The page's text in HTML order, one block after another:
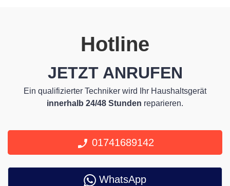
Hotline
JETZT ANRUFEN
Ein qualifizierter Techniker wird Ihr Haushaltsgerät
innerhalb 24/48 Stunden reparieren.
01741689142
WhatsApp